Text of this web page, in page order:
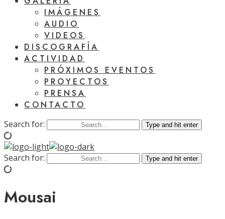
IMÁGENES
AUDIO
VIDEOS
DISCOGRAFÍA
ACTIVIDAD
PRÓXIMOS EVENTOS
PROYECTOS
PRENSA
CONTACTO
Search for: Type and hit enter
Search for: Type and hit enter
Mousai